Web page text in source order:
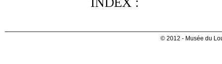
© 2012 - Musée du